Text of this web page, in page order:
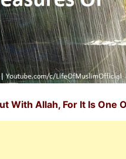
With Allah, For It Is One